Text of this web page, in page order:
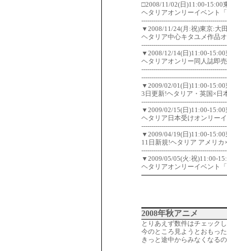
□2008/11/02(日)11:00-15:00
ヘタリアオンリーイベント
▼2008/11/24(月:祝)東京:大
ヘタリア中心キタユメ作品
▼2008/12/14(日)11:00-
ヘタリアオンリー同人誌即
▼2009/02/01(日)11:00-
3日更新!ヘタリア・英国×日
▼2009/02/15(日)11:00-
ヘタリア日本受けオンリー
▼2009/04/19(日)11:00-
11日新規!ヘタリア アメリ
▼2009/05/05(火:祝)11:00-
ヘタリアオンリーイベント
2008年秋アニメ
とりあえず数件はチェック
今のところ見ようとおもっ
きっと途中からみなくなる